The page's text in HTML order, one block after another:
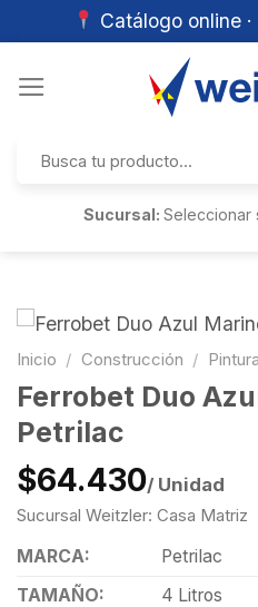
Catálogo online
por:
Sucursal:Seleccionar
Inicio / Construcción /
Ferrobet Duo
Petrilac
$64.430/ Unidad
Sucursal Weitzler: Casa Matriz
MARCA:
Petrilac
TAMAÑO:
4 Litros